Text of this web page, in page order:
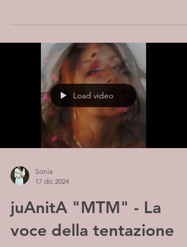
Load video
Sonia
17 dic 2024
juAnitA "MTM" - La
voce della tentazione